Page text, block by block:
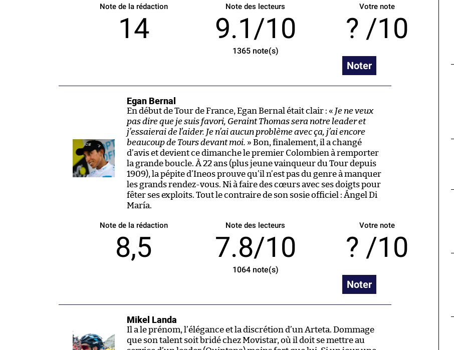
Note de la rédaction
14
Note des lecteurs
9.1/10
1365note(s)
Votre note
/10
Noter
Egan Bernal
En début de Tour de France, Egan Bernal était clair : « Je ne veux
pas dire que je suis favori, Geraint Thomas sera notre leader et
j’essaierai de l’aider. Je n’ai aucun problème avec ça, j’ai encore
beaucoup de Tours devant moi. » Bon, finalement, il a changé
d’avis et devient ce dimanche le premier Colombien à remporter
la grande boucle. À 22 ans (plus jeune vainqueur du Tour depuis
1909), la pépite d’Ineos prouve qu’il n’est pas du genre à manquer
les grands rendez-vous. Ni à faire des cœurs avec ses doigts pour
fêter ses exploits. Tout le contraire de son sosie officiel : Ángel Di
María.
Note de la rédaction
8,5
Note des lecteurs
7.8/10
1064note(s)
Votre note
/10
Noter
Mikel Landa
Il a le prénom, l’élégance et la discrétion d’un Arteta. Dommage
que son talent soit bridé chez Movistar, où il doit se mettre au